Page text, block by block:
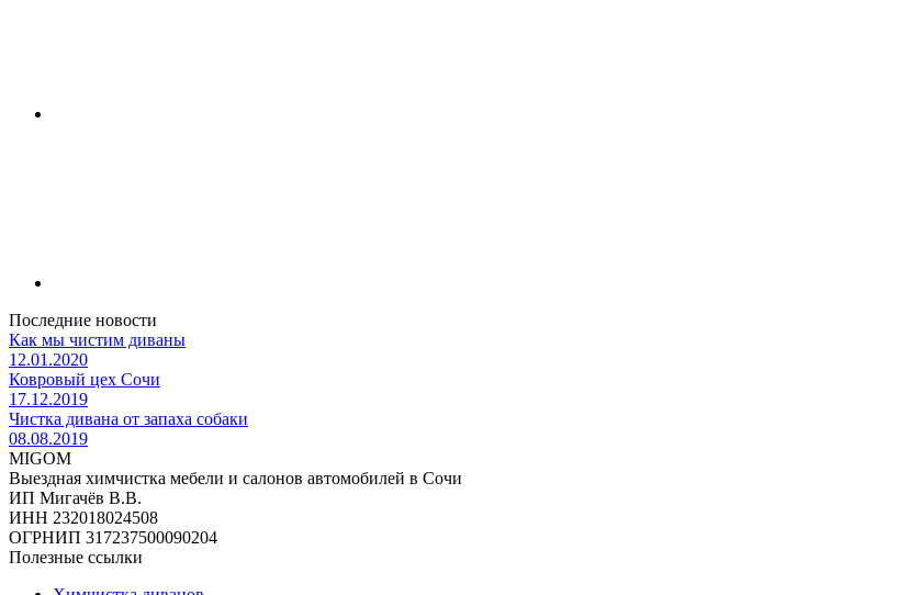
Последние новости
Как мы чистим диваны
12.01.2020
Ковровый цех Сочи
17.12.2019
Чистка дивана от запаха собаки
08.08.2019
MIGOM
Выездная химчистка мебели и салонов автомобилей в Сочи
ИП Мигачёв В.В.
ИНН 232018024508
ОГРНИП 317237500090204
Полезные ссылки